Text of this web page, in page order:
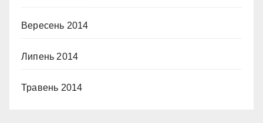
Вересень 2014
Липень 2014
Травень 2014